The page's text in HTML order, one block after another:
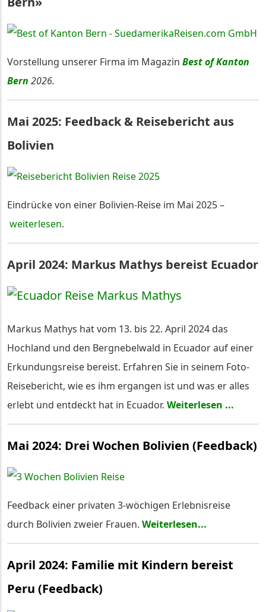
Vorstellung unserer Firma im Magazin Best of Kanton
Bern 2026.
Mai 2025: Feedback & Reisebericht aus
Bolivien
Eindrücke von einer Bolivien-Reise im Mai 2025 –
weiterlesen.
April 2024: Markus Mathys bereist Ecuador
Markus Mathys hat vom 13. bis 22. April 2024 das
Hochland und den Bergnebelwald in Ecuador auf einer
Erkundungsreise bereist. Erfahren Sie in seinem Foto-
Reisebericht, wie es ihm ergangen ist und was er alles
erlebt und entdeckt hat in Ecuador. Weiterlesen ...
Mai 2024: Drei Wochen Bolivien (Feedback)
Feedback einer privaten 3-wöchigen Erlebnisreise
durch Bolivien zweier Frauen. Weiterlesen...
April 2024: Familie mit Kindern bereist
Peru (Feedback)